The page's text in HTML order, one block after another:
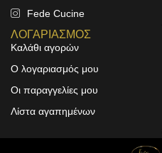
Fede Cucine
ΛΟΓΑΡΙΑΣΜΟΣ
Καλάθι αγορών
Ο λογαριασμός μου
Οι παραγγελίες μου
Λίστα αγαπημένων